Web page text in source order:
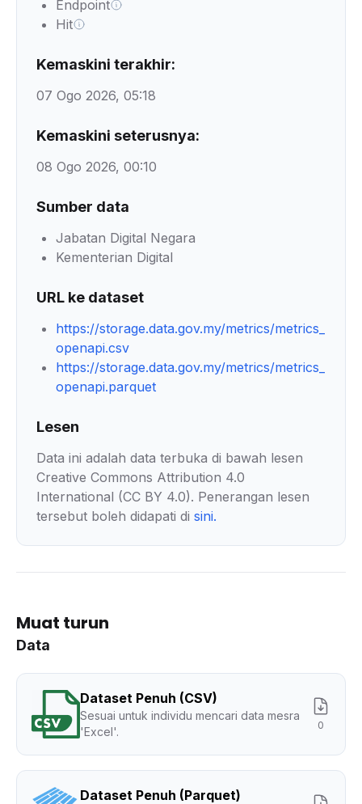
Endpoint
Hit
Kemaskini terakhir:
07 Ogo 2026, 05:18
Kemaskini seterusnya:
08 Ogo 2026, 00:10
Sumber data
Jabatan Digital Negara
Kementerian Digital
URL ke dataset
https://storage.data.gov.my/metrics/metrics_
openapi.csv
https://storage.data.gov.my/metrics/metrics_
openapi.parquet
Lesen
Data ini adalah data terbuka di bawah lesen
Creative Commons Attribution 4.0
International (CC BY 4.0). Penerangan lesen
tersebut boleh didapati di sini.
Muat turun
Data
Dataset Penuh (CSV)
Sesuai untuk individu mencari data mesra
'Excel'.
0
Dataset Penuh (Parquet)